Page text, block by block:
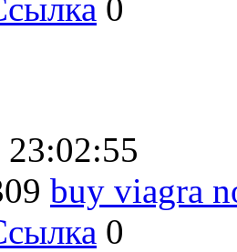
0
buy viagra
0